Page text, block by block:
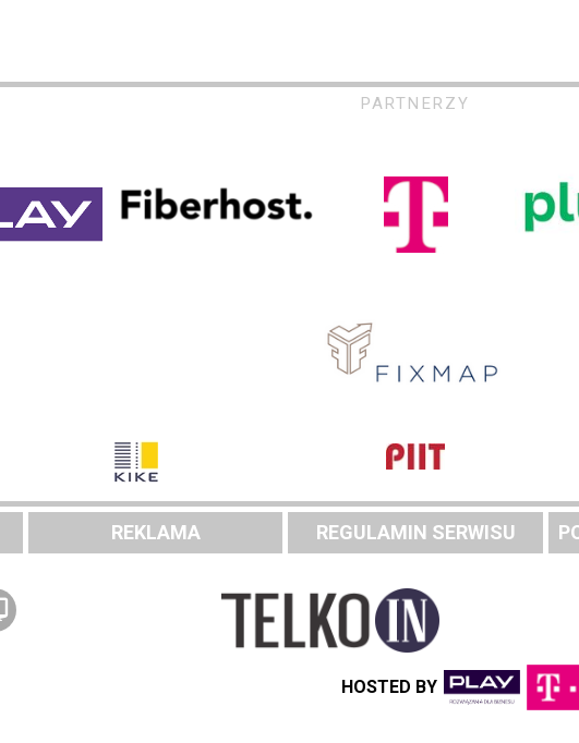
PARTNERZY
REKLAMA REGULAMIN SERWISU
HOSTED BY